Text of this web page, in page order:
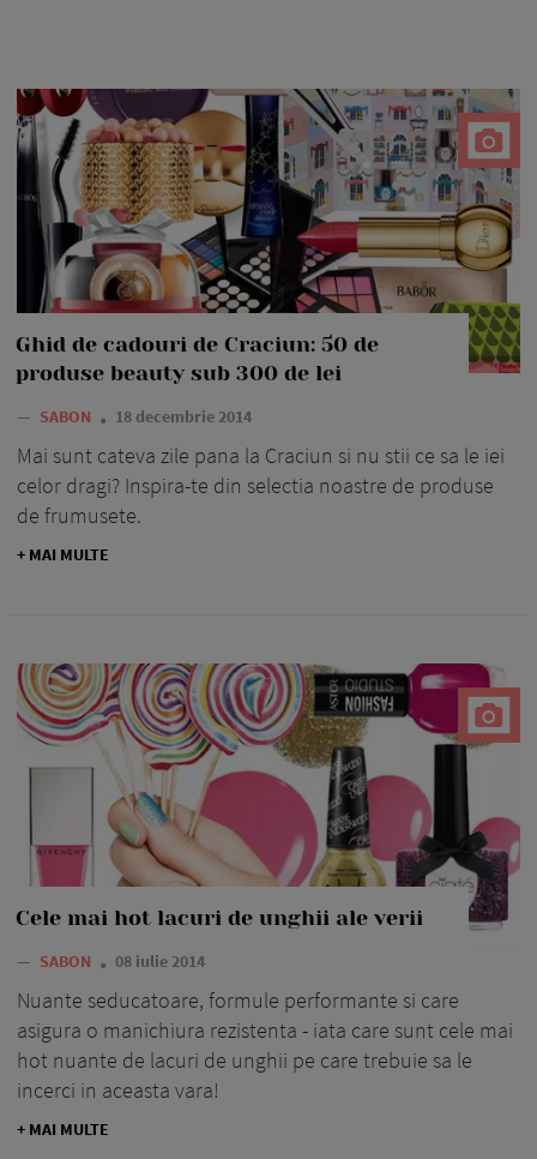
Ghid de cadouri de Craciun: 50 de
produse beauty sub 300 de lei
— SABON 18 decembrie 2014
Mai sunt cateva zile pana la Craciun si nu stii ce sa le iei
celor dragi? Inspira-te din selectia noastre de produse
de frumusete.
+ MAI MULTE
Cele mai hot lacuri de unghii ale verii
— SABON 08 iulie 2014
Nuante seducatoare, formule performante si care
asigura o manichiura rezistenta - iata care sunt cele mai
hot nuante de lacuri de unghii pe care trebuie sa le
incerci in aceasta vara!
+ MAI MULTE